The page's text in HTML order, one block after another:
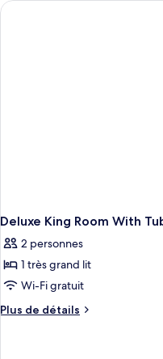
de
Deluxe King Room With
2 personnes
1 très grand lit
Wi-Fi gratuit
Plus de détails
Plus